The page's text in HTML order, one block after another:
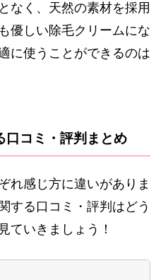
なく、天然の素材を採用
優しい除毛クリームにな
に使うことができるのは
口コミ・評判まとめ
れ感じ方に違いがありま
する口コミ・評判はどう
ていきましょう！